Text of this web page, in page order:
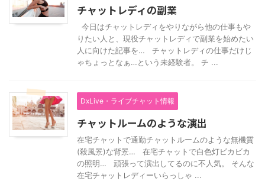
チャットレディの副業
今日はチャットレディをやりながら他の仕事もや
りたい人と、現役チャットレディで副業を始めたい
人に向けた記事を… チャットレディの仕事だけじ
ゃちょっとなぁ…という未経験者。 チ ...
DxLive・ライブチャット情報
チャットルームのような演出
在宅チャットで通勤チャットルームのような無機質
(殺風景)な背景… 在宅チャットで白色灯ビカビカ
の照明… 頑張って演出してるのに不人気。 そんな
在宅チャットレディーいらっしゃ ...